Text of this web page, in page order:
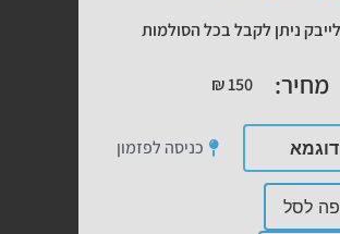
ניתן לקבל בכל הסולמות
מחיר: ₪150
דוגמא כניסה לפזמון
לסל